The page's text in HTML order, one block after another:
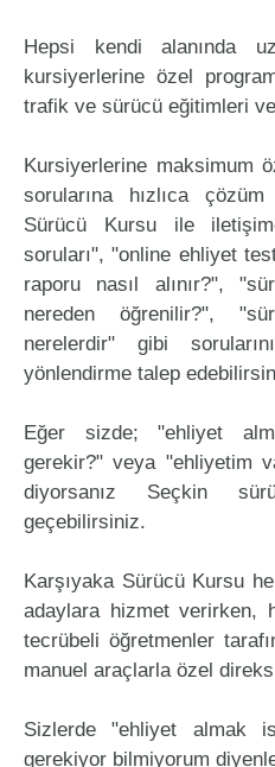
Hepsi kendi alanında
kursiyerlerine özel
trafik ve sürücü eğitimleri
Kursiyerlerine maksimum
sorularına hızlıca
Sürücü Kursu ile
soruları", "online ehliyet
raporu nasıl alınır?",
nereden öğrenilir?",
nerelerdir" gibi
yönlendirme talep
Eğer sizde; "ehliyet
gerekir?" veya "ehliyetim
diyorsanız Seçkin
geçebilirsiniz.
Karşıyaka Sürücü Kursu
adaylara hizmet verirken,
tecrübeli öğretmenler
manuel araçlarla özel
Sizlerde "ehliyet almak
gerekiyor bilmiyorum